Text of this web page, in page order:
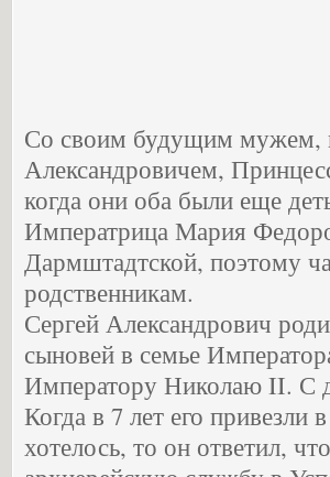
Со своим будущим мужем,
Александровичем,
когда они оба были еще
Императрица Мария
Дармштадтской, поэтому
родственникам.
Сергей Александрович
сыновей в семье
Императору Николаю II. С
Когда в 7 лет его
хотелось, то он ответил,